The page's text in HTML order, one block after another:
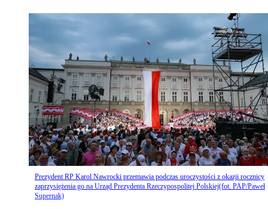
Prezydent RP Karol Nawrocki przemawia podczas uroczystości z okazji rocznicy
zaprzysiężenia go na Urząd Prezydenta Rzeczypospolitej Polskiej(fot. PAP/Paweł
Supernak)